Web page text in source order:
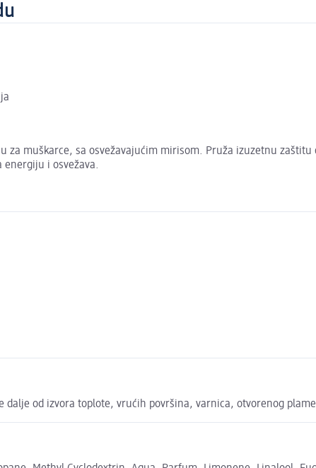
za muškarce, sa osvežavajućim mirisom. Pruža izuzetnu
i osvežava.
dalje od izvora toplote, vrućih površina, varnica, otvorenog